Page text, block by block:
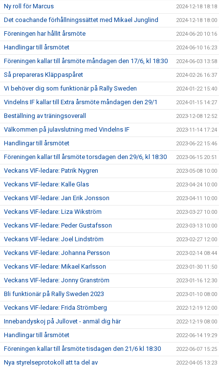
Ny roll för Marcus 2024-12-18 18:18
Det coachande förhållningssättet med Mikael Junglind 2024-12-18 18:00
Föreningen har hållit årsmöte 2024-06-20 10:16
Handlingar till årsmötet 2024-06-10 16:23
Föreningen kallar till årsmöte måndagen den 17/6, kl 18:30 2024-06-03 13:58
Så prepareras Kläppaspåret 2024-02-26 16:37
Vi behöver dig som funktionär på Rally Sweden 2024-01-22 15:40
Vindelns IF kallar till Extra årsmöte måndagen den 29/1 2024-01-15 14:27
Beställning av träningsoverall 2023-12-08 12:52
Välkommen på julavslutning med Vindelns IF 2023-11-14 17:24
Handlingar till årsmötet 2023-06-22 15:46
Föreningen kallar till årsmöte torsdagen den 29/6, kl 18:30 2023-06-15 20:51
Veckans VIF-ledare: Patrik Nygren 2023-05-08 10:00
Veckans VIF-ledare: Kalle Glas 2023-04-24 10:00
Veckans VIF-ledare: Jan Erik Jonsson 2023-04-11 10:00
Veckans VIF-ledare: Liza Wikström 2023-03-27 10:00
Veckans VIF-ledare: Peder Gustafsson 2023-03-13 10:00
Veckans VIF-ledare: Joel Lindström 2023-02-27 12:00
Veckans VIF-ledare: Johanna Persson 2023-02-14 08:44
Veckans VIF-ledare: Mikael Karlsson 2023-01-30 11:50
Veckans VIF-ledare: Jonny Granström 2023-01-16 12:30
Bli funktionär på Rally Sweden 2023 2023-01-10 08:00
Veckans VIF-ledare: Frida Strömberg 2022-12-19 12:00
Innebandyskoj på Jullovet - anmäl dig här 2022-12-19 08:00
Handlingar till årsmötet 2022-06-14 19:29
Föreningen kallar till årsmöte tisdagen den 21/6 kl 18:30 2022-06-07 15:25
Nya styrelseprotokoll att ta del av 2022-04-05 13:23